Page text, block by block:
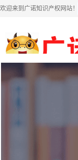
欢迎来到广诺知识产权网站！